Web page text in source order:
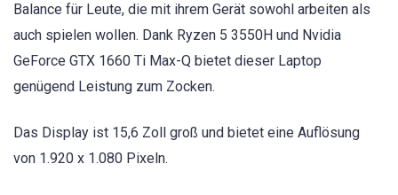
Balance für Leute, die mit ihrem Gerät sowohl arbeiten als
auch spielen wollen. Dank Ryzen 5 3550H und Nvidia
GeForce GTX 1660 Ti Max-Q bietet dieser Laptop
genügend Leistung zum Zocken.
Das Display ist 15,6 Zoll groß und bietet eine Auflösung
von 1.920 x 1.080 Pixeln.